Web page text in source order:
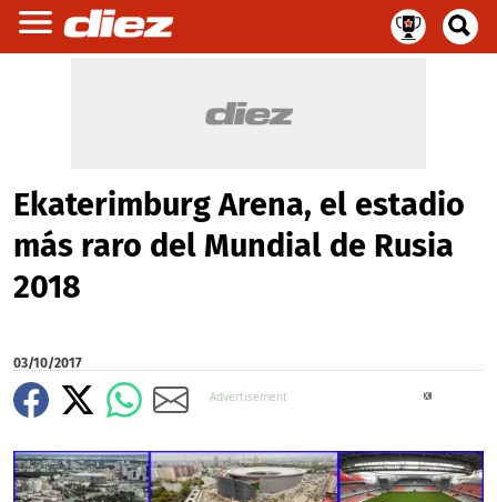
Ekaterimburg Arena, el estadio
más raro del Mundial de Rusia
2018
03/10/2017
X